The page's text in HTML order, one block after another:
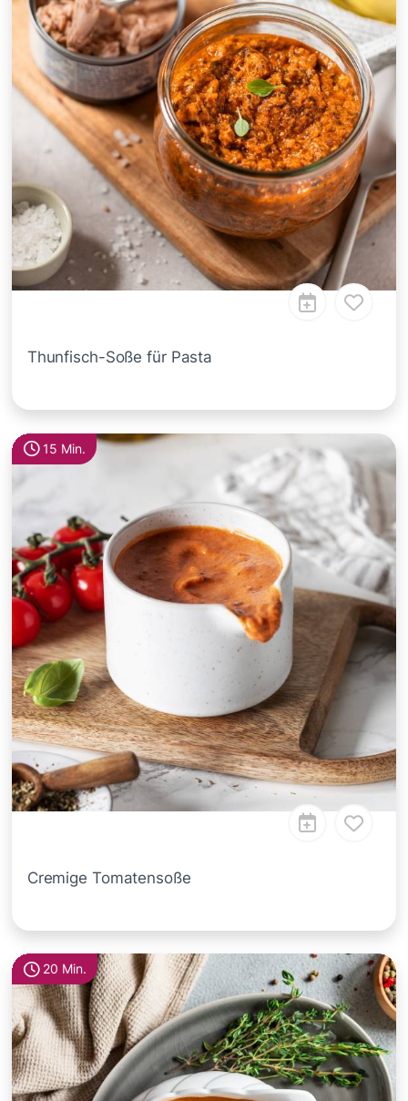
Thunfisch-Soße für Pasta
15 Min.
Cremige Tomatensoße
20 Min.